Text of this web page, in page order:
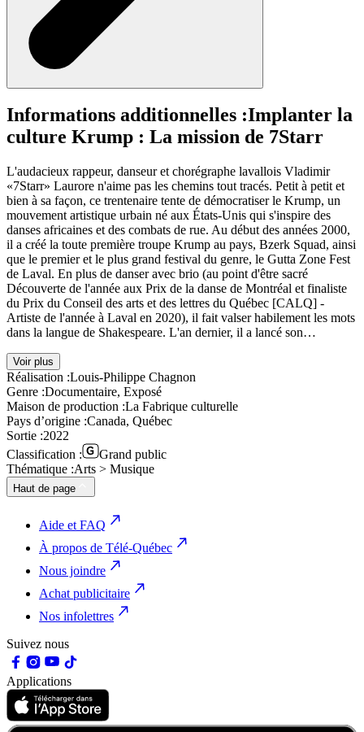
Informations additionnelles :Implanter la
culture Krump : La mission de 7Starr
L'audacieux rappeur, danseur et chorégraphe lavallois Vladimir
«7Starr» Laurore n'aime pas les chemins tout tracés. Petit à petit et
bien à sa façon, ce trentenaire tente de démocratiser le Krump, un
mouvement artistique urbain né aux États-Unis qui s'inspire des
danses africaines et des combats de rue. Au début des années 2000,
il a créé la toute première troupe Krump au pays, Bzerk Squad, ainsi
que le premier et le plus grand festival du genre, le Gutta Zone Fest
de Laval. En plus de danser avec brio (au point d'être sacré
Découverte de l'année aux Prix de la danse de Montréal et finaliste
du Prix du Conseil des arts et des lettres du Québec [CALQ] -
Artiste de l'année à Laval en 2020), il fait valser habilement les mots
dans la langue de Shakespeare. L'an dernier, il a lancé son…
Voir plus
Réalisation :Louis-Philippe Chagnon
Genre :Documentaire, Exposé
Maison de production :La Fabrique culturelle
Pays d’origine :Canada, Québec
Sortie :2022
Classification :
Grand public
Thématique :Arts > Musique
Haut de page
Aide et FAQ
À propos de Télé-Québec
Nous joindre
Achat publicitaire
Nos infolettres
Suivez nous
Applications